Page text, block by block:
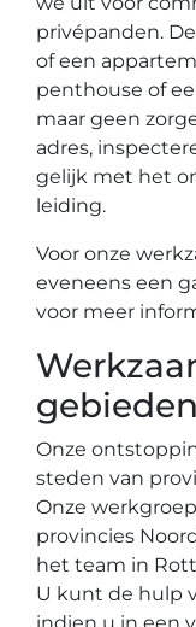
privépanden.
of een
penthouse of
maar geen
adres,
gelijk met het
leiding.
Voor onze
eveneens een
voor meer
Onze
steden van
Onze
provincies
het team in
U kunt de hulp